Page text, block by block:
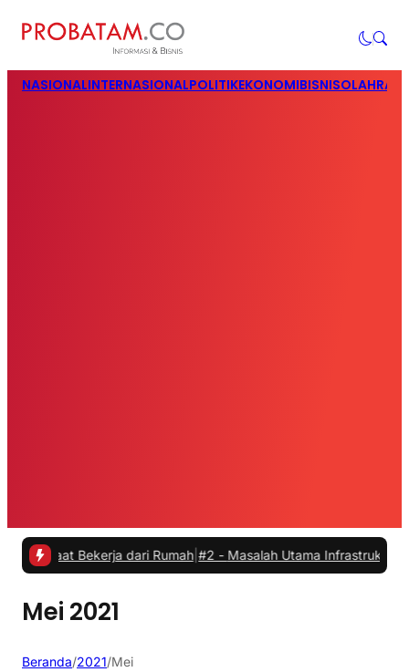
NASIONALINTERNASIONALPOLITIKEKONOMIBISNIS
Bekerja dari Rumah| #2 -Masalah Utama Infrastruktur
Mei 2021
Beranda/2021/Mei